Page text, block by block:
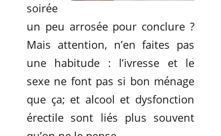
soirée
un peu arrosée pour conclure ?
Mais attention, n’en faites pas
une habitude : l’ivresse et le
sexe ne font pas si bon ménage
que ça; et alcool et dysfonction
érectile sont liés plus souvent